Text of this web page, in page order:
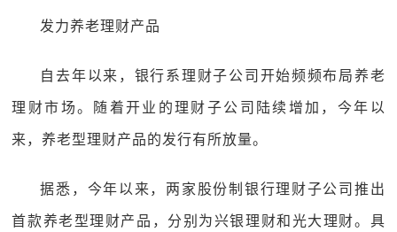
发力养老理财产品
自去年以来，银行系理财子公司开始频频布局养老
理财市场。随着开业的理财子公司陆续增加，今年以
来，养老型理财产品的发行有所放量。
据悉，今年以来，两家股份制银行理财子公司推出
首款养老型理财产品，分别为兴银理财和光大理财。具